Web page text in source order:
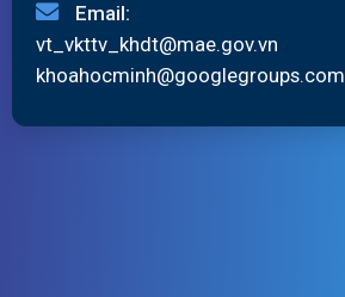
Email:
vt_vkttv_khdt@mae.gov.vn
khoahocminh@googlegroups.com